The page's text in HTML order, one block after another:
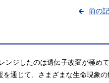
前の
ジしたのは遺伝子改変が極め
通じて、さまざまな生命現象の